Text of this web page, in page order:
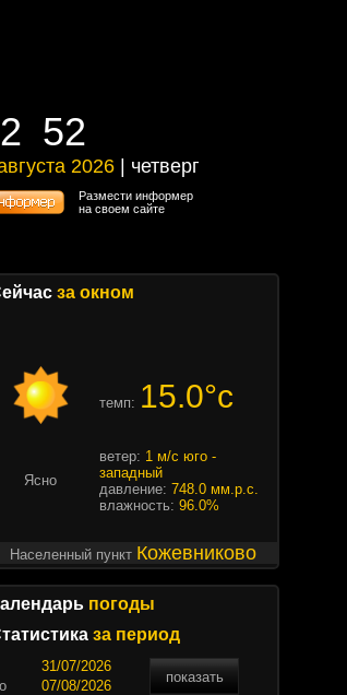
52
52
2026 | четверг
2026 | четверг
Размести информер
на своем сайте
за окном
темп: 15.0°c
Ясно
ветер: 1 м/с юго -
западный
давление: 748.0 мм.р.с.
влажность: 96.0%
Населенный пункт Кожевниково
погоды
за период
показать